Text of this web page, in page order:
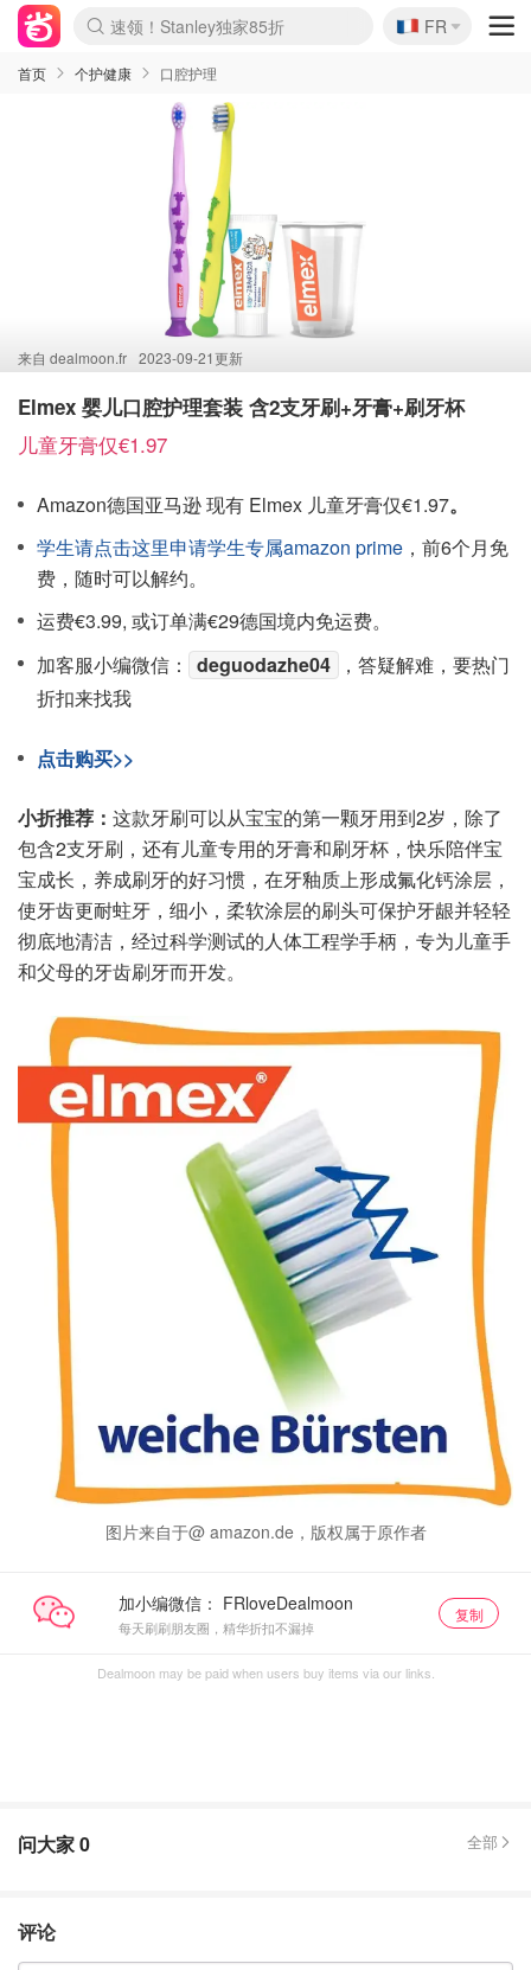
Boticinal 夏促开抢！
4折！lulu周四疯狂上新
还没结束！&OtherStories大促
Joybuy变相75折 随时失效
速领！Stanley独家85折
疑似霸哥！Camper额外叠85折
Zalando 奥莱闪促！每日更新
Moncler反季囤！5折起+叠9折
Coach Brooklyn仅€192
🇫🇷
FR
首页 个护健康 口腔护理
来自 dealmoon.fr 2023-09-21更新
Elmex 婴儿口腔护理套装 含2支牙刷+牙膏+刷牙杯
儿童牙膏仅€1.97
Amazon德国亚马逊 现有 Elmex 儿童牙膏仅€1.97。
学生请点击这里申请学生专属amazon prime ，前6个月免
费，随时可以解约。
运费€3.99, 或订单满€29德国境内免运费。
加客服小编微信：
deguodazhe04
，答疑解难，要热门
折扣来找我
点击购买>>
小折推荐： 这款牙刷可以从宝宝的第一颗牙用到2岁，除了
包含2支牙刷，还有儿童专用的牙膏和刷牙杯，快乐陪伴宝
宝成长，养成刷牙的好习惯，在牙釉质上形成氟化钙涂层，
使牙齿更耐蛀牙，细小，柔软涂层的刷头可保护牙龈并轻轻
彻底地清洁，经过科学测试的人体工程学手柄，专为儿童手
和父母的牙齿刷牙而开发。
图片来自于@ amazon.de，版权属于原作者
加小编微信：
每天刷刷朋友圈，精华折扣不漏掉
复制
Dealmoon may be paid when users buy items via our links.
问大家0 全部
评论